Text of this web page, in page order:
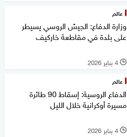
عالم
وزارة الدفاع: الجيش الروسي يسيطر
على بلدة في مقاطعة خاركيف
l 4 يناير 2026
عالم
الدفاع الروسية: إسقاط 90 طائرة
مسيرة أوكرانية خلال الليل
l 4 يناير 2026